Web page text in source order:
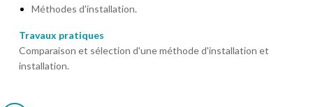
Méthodes d'installation.
Travaux pratiques
Comparaison et sélection d'une méthode d'installation et
installation.